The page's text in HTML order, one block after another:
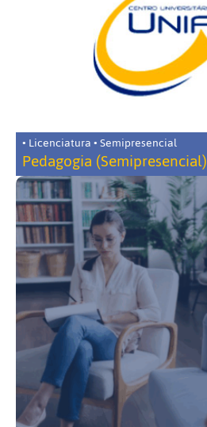
• Licenciatura • Semipresencial
Pedagogia (Semipresencial)